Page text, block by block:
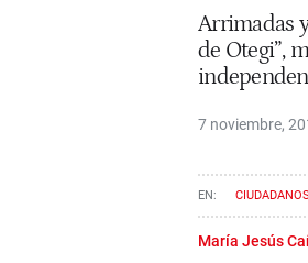
Arrimadas
de Otegi”,
7 noviembre,
CIUDADANOS
María Jesús